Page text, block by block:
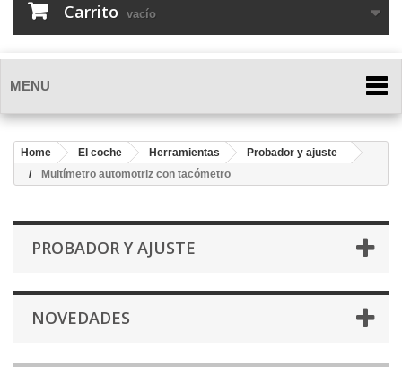
Carrito vacío
MENU
Home El coche Herramientas
Probador y ajuste
Multímetro automotriz con tacómetro
PROBADOR Y AJUSTE
NOVEDADES